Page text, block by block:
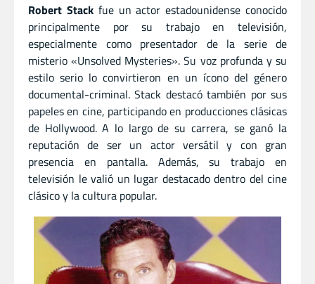
Robert Stackfue un actor estadounidense conocido
principalmente por su trabajo en televisión,
especialmente como presentador de la serie de
misterio «Unsolved Mysteries». Su voz profunda y su
estilo serio lo convirtieron en un ícono del género
documental-criminal. Stack destacó también por sus
papeles en cine, participando en producciones clásicas
de Hollywood. A lo largo de su carrera, se ganó la
reputación de ser un actor versátil y con gran
presencia en pantalla. Además, su trabajo en
televisión le valió un lugar destacado dentro del cine
clásico y la cultura popular.